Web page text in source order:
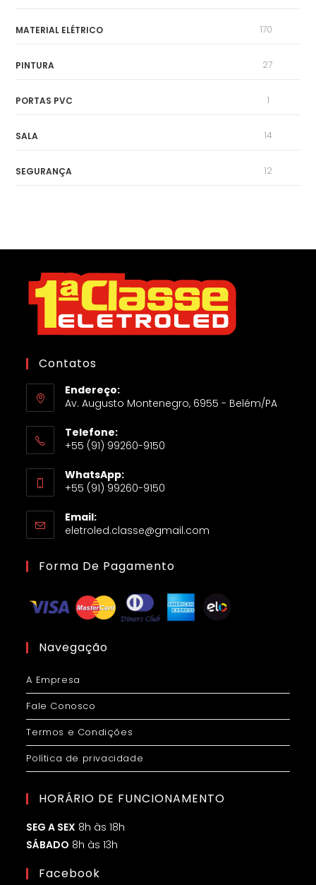
MATERIAL ELÉTRICO 170
PINTURA 27
PORTAS PVC 1
SALA 14
SEGURANÇA 12
Contatos
Endereço:
Av. Augusto Montenegro, 6955 - Belém/PA
Telefone:
+55 (91) 99260-9150
WhatsApp:
+55 (91) 99260-9150
Email:
eletroled.classe@gmail.com
Forma De Pagamento
Navegação
A Empresa
Fale Conosco
Termos e Condições
Política de privacidade
HORÁRIO DE FUNCIONAMENTO
SEG A SEX 8h às 18h
SÁBADO 8h às 13h
Facebook